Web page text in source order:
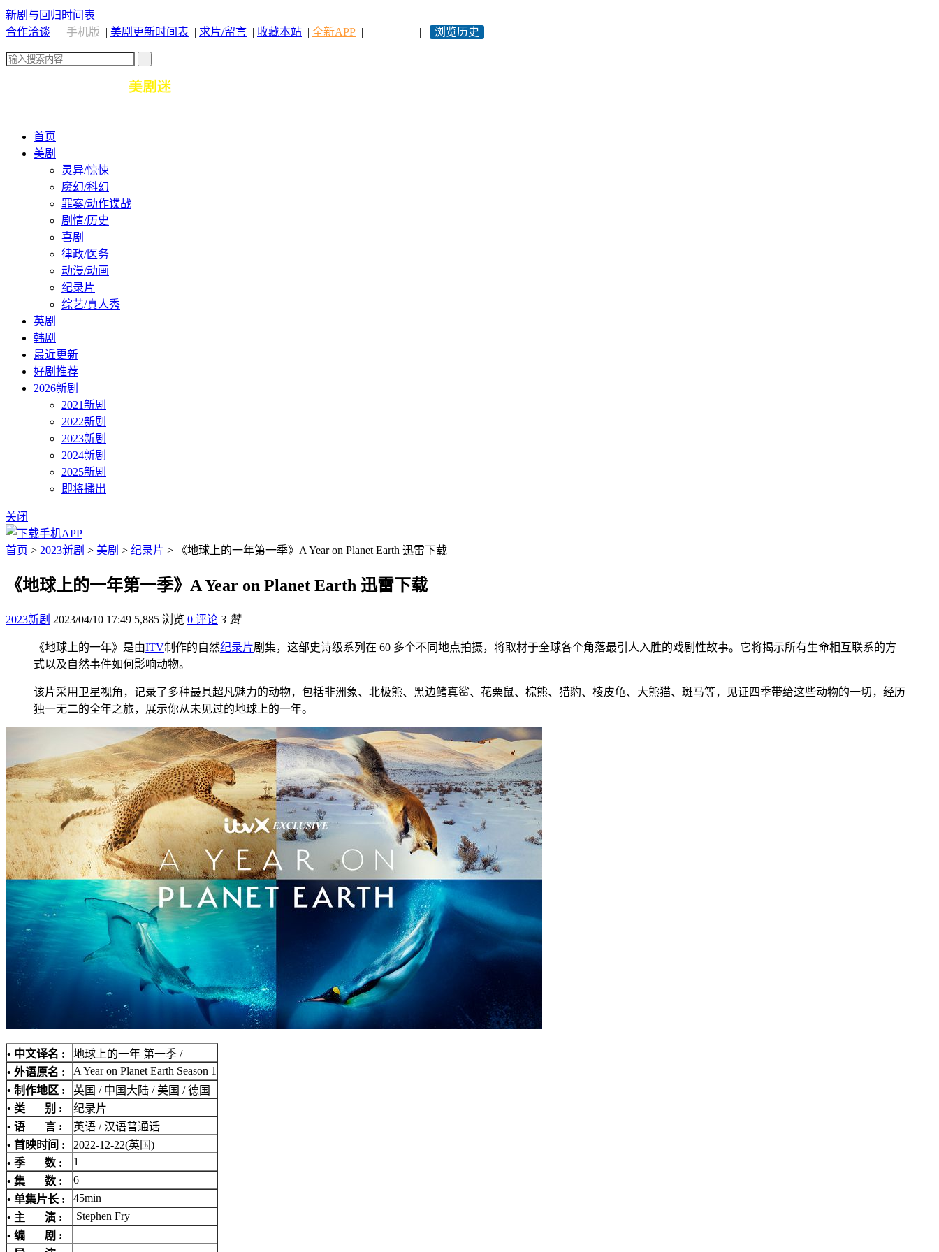
新剧与回归时间表
合作洽谈 | 手机版 | 美剧更新时间表 | 求片/留言 | 收藏本站 | 全新APP | | 浏览历史
首页
美剧
灵异/惊悚
魔幻/科幻
罪案/动作谍战
剧情/历史
喜剧
律政/医务
动漫/动画
纪录片
综艺/真人秀
英剧
韩剧
最近更新
好剧推荐
2026新剧
2021新剧
2022新剧
2023新剧
2024新剧
2025新剧
即将播出
关闭
首页 > 2023新剧 > 美剧 > 纪录片 > 《地球上的一年第一季》A Year on Planet Earth 迅雷下载
《地球上的一年第一季》A Year on Planet Earth 迅雷下载
2023新剧 2023/04/10 17:49 5,885 浏览 0 评论 3 赞
《地球上的一年》是由ITV制作的自然纪录片剧集，这部史诗级系列在 60 多个不同地点拍摄，将取材于全球各个角落最引人入胜的戏剧性故事。它将揭示所有生命相互联系的方
式以及自然事件如何影响动物。
该片采用卫星视角，记录了多种最具超凡魅力的动物，包括非洲象、北极熊、黑边鳍真鲨、花栗鼠、棕熊、猎豹、棱皮龟、大熊猫、斑马等，见证四季带给这些动物的一切，经历
独一无二的全年之旅，展示你从未见过的地球上的一年。
• 中文译名 :
地球上的一年 第一季 /
• 外语原名 :
A Year on Planet Earth Season 1
• 制作地区 :
英国 / 中国大陆 / 美国 / 德国
• 类 别 :
纪录片
• 语 言 :
英语 / 汉语普通话
• 首映时间 :
2022-12-22(英国)
• 季 数 :
1
• 集 数 :
6
• 单集片长 :
45min
• 主 演 :
Stephen Fry
• 编 剧 :